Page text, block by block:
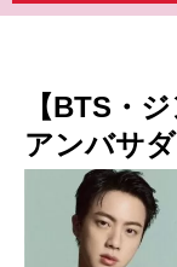
【BTS・
アンバサ